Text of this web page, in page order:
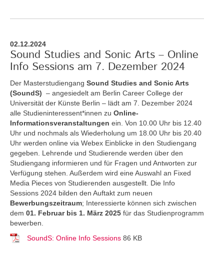
02.12.2024
Sound Studies and Sonic Arts – Online
Info Sessions am 7. Dezember 2024
Der Masterstudiengang Sound Studies and Sonic Arts
(SoundS) – angesiedelt am Berlin Career College der
Universität der Künste Berlin – lädt am 7. Dezember 2024
alle Studieninteressent*innen zu Online-
Informationsveranstaltungen ein. Von 10.00 Uhr bis 12.40
Uhr und nochmals als Wiederholung um 18.00 Uhr bis 20.40
Uhr werden online via Webex Einblicke in den Studiengang
gegeben. Lehrende und Studierende werden über den
Studiengang informieren und für Fragen und Antworten zur
Verfügung stehen. Außerdem wird eine Auswahl an Fixed
Media Pieces von Studierenden ausgestellt. Die Info
Sessions 2024 bilden den Auftakt zum neuen
Bewerbungszeitraum; Interessierte können sich zwischen
dem 01. Februar bis 1. März 2025 für das Studienprogramm
bewerben.
SoundS: Online Info Sessions 86 KB